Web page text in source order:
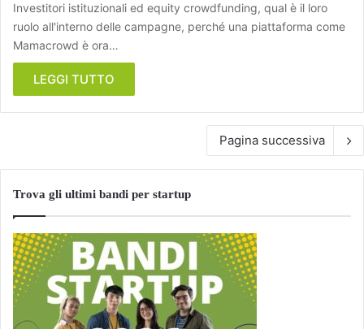
Investitori istituzionali ed equity crowdfunding, qual è il loro
ruolo all'interno delle campagne, perché una piattaforma come
Mamacrowd è ora…
LEGGI TUTTO
Pagina successiva
Trova gli ultimi bandi per startup